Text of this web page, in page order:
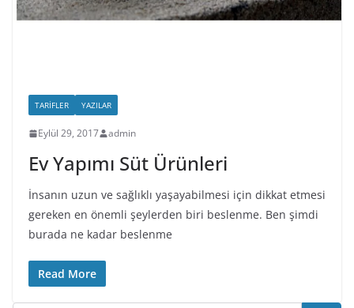
TARIFLER YAZILAR
Eylül 29, 2017 admin
Ev Yapımı Süt Ürünleri
İnsanın uzun ve sağlıklı yaşayabilmesi için dikkat etmesi
gereken en önemli şeylerden biri beslenme. Ben şimdi
burada ne kadar beslenme
Read More